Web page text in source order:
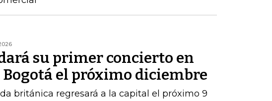
su primer concierto en
el próximo diciembre
británica regresará a la capital el próximo 9